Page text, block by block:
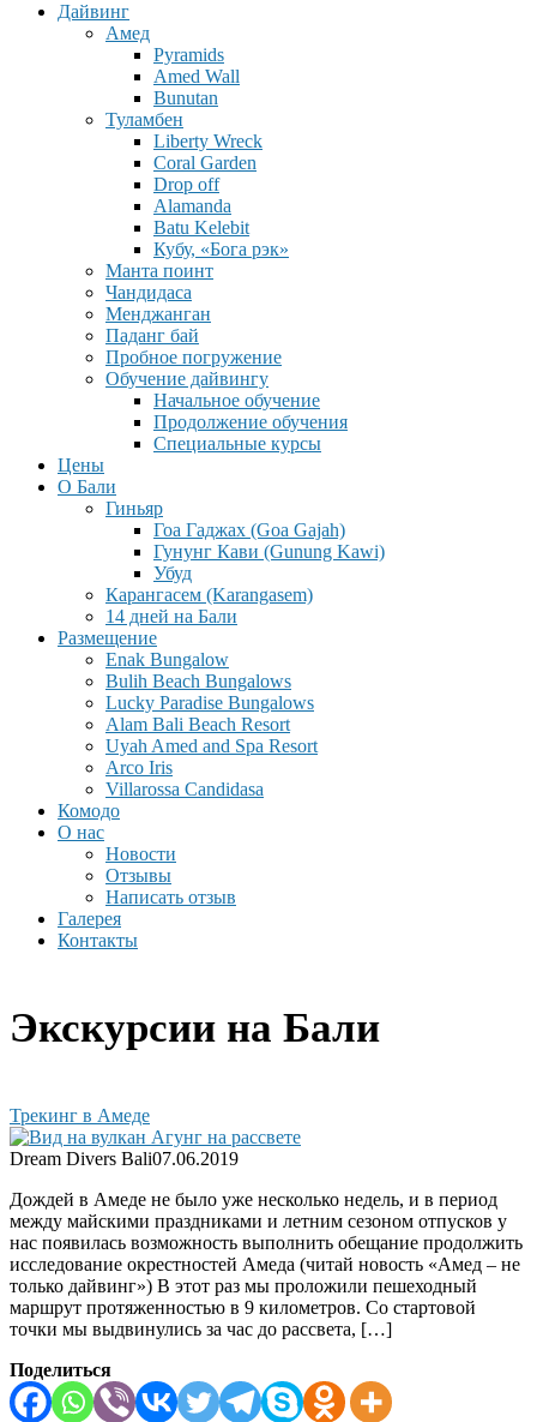
Дайвинг
Амед
Pyramids
Amed Wall
Bunutan
Туламбен
Liberty Wreck
Coral Garden
Drop off
Alamanda
Batu Kelebit
Кубу, «Бога рэк»
Манта поинт
Чандидаса
Менджанган
Паданг бай
Пробное погружение
Обучение дайвингу
Начальное обучение
Продолжение обучения
Специальные курсы
Цены
О Бали
Гиньяр
Гоа Гаджах (Goa Gajah)
Гунунг Кави (Gunung Kawi)
Убуд
Карангасем (Karangasem)
14 дней на Бали
Размещение
Enak Bungalow
Bulih Beach Bungalows
Lucky Paradise Bungalows
Alam Bali Beach Resort
Uyah Amed and Spa Resort
Arco Iris
Villarossa Candidasa
Комодо
О нас
Новости
Отзывы
Написать отзыв
Галерея
Контакты
Экскурсии на Бали
Трекинг в Амеде
Dream Divers Bali07.06.2019
Дождей в Амеде не было уже несколько недель, и в период
между майскими праздниками и летним сезоном отпусков у
нас появилась возможность выполнить обещание продолжить
исследование окрестностей Амеда (читай новость «Амед – не
только дайвинг») В этот раз мы проложили пешеходный
маршрут протяженностью в 9 километров. Со стартовой
точки мы выдвинулись за час до рассвета, […]
Поделиться